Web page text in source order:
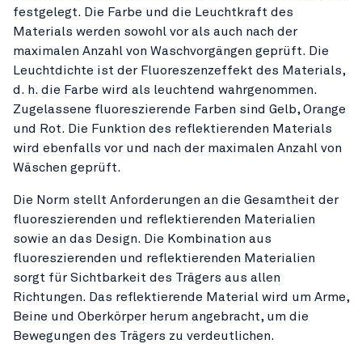
festgelegt. Die Farbe und die Leuchtkraft des
Materials werden sowohl vor als auch nach der
maximalen Anzahl von Waschvorgängen geprüft. Die
Leuchtdichte ist der Fluoreszenzeffekt des Materials,
d. h. die Farbe wird als leuchtend wahrgenommen.
Zugelassene fluoreszierende Farben sind Gelb, Orange
und Rot. Die Funktion des reflektierenden Materials
wird ebenfalls vor und nach der maximalen Anzahl von
Wäschen geprüft.
Die Norm stellt Anforderungen an die Gesamtheit der
fluoreszierenden und reflektierenden Materialien
sowie an das Design. Die Kombination aus
fluoreszierenden und reflektierenden Materialien
sorgt für Sichtbarkeit des Trägers aus allen
Richtungen. Das reflektierende Material wird um Arme,
Beine und Oberkörper herum angebracht, um die
Bewegungen des Trägers zu verdeutlichen.